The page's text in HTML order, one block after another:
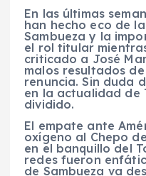
En las últimas
han hecho eco de
Sambueza y la
el rol titular
criticado a José
malos resultados
renuncia. Sin duda
en la actualidad de
dividido.
El empate ante
oxígeno al Chepo
en el banquillo del
redes fueron
de Sambueza va